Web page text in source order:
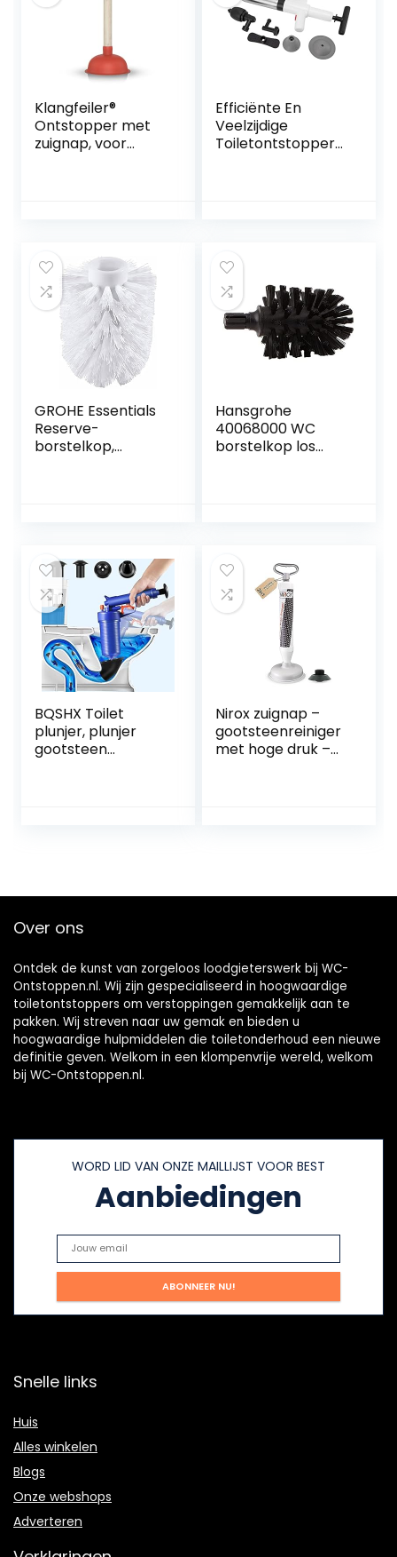
Klangfeiler®
Ontstopper met
zuignap, voor
Efficiënte En
Veelzijdige
Toiletontstopper
Handgreep,
Visuele Meter En
Vormvast
Materiaal Inclusief
Meerdere Bagger
GROHE Essentials
Reserve-
borstelkop,
Hansgrohe
40068000 WC
borstelkop los
BQSHX Toilet
plunjer, plunjer
gootsteen
Nirox zuignap –
gootsteenreiniger
met hoge druk –
Over ons
Ontdek de kunst van zorgeloos loodgieterswerk bij WC-
Ontstoppen.nl. Wij zijn gespecialiseerd in hoogwaardige
toiletontstoppers om verstoppingen gemakkelijk aan te
pakken. Wij streven naar uw gemak en bieden u
hoogwaardige hulpmiddelen die toiletonderhoud een nieuwe
definitie geven. Welkom in een klompenvrije wereld, welkom
bij WC-Ontstoppen.nl.
WORD LID VAN ONZE MAILLIJST VOOR BEST
Aanbiedingen
Snelle links
Huis
Alles winkelen
Blogs
Onze webshops
Adverteren